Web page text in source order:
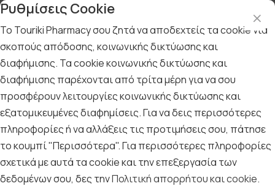
Αρχική / ΦΑΡΜΑΚΕΙΟ / Αντιμετώπιση / Αϋπνία
Αϋπνία
62 ΠΡΟΪΟΝΤΑ
Ταξινόμηση Προβολή
Ρυθμίσεις Cookie
Το Touriki Pharmacy σου ζητά να αποδεχτείς τα cookie για
σκοπούς απόδοσης, κοινωνικής δικτύωσης και
διαφήμισης. Τα cookie κοινωνικής δικτύωσης και
διαφήμισης παρέχονται από τρίτα μέρη για να σου
προσφέρουν λειτουργίες κοινωνικής δικτύωσης και
εξατομικευμένες διαφημίσεις. Για να δεις περισσότερες
πληροφορίες ή να αλλάξεις τις προτιμήσεις σου, πάτησε
το κουμπί "Περισσότερα". Για περισσότερες πληροφορίες
σχετικά με αυτά τα cookie και την επεξεργασία των
δεδομένων σου, δες τηνΠολιτική απορρήτου και cookie.